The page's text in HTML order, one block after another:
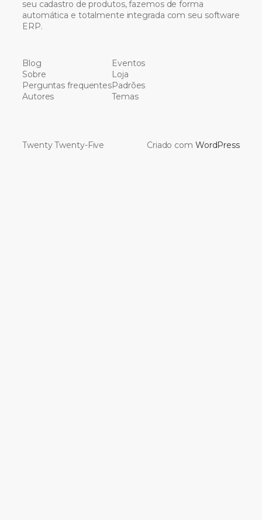
seu cadastro de produtos, fazemos de forma
automática e totalmente integrada com seu software
ERP.
Blog
Sobre
Perguntas frequentes
Autores
Eventos
Loja
Padrões
Temas
Twenty Twenty-Five Criado com WordPress